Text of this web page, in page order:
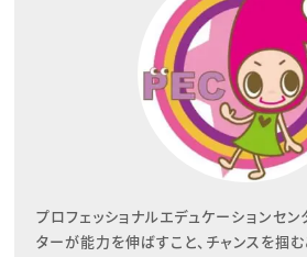
プロフェッショナルエデュケーションセン
ターが能力を伸ばすこと、チャンスを掴む